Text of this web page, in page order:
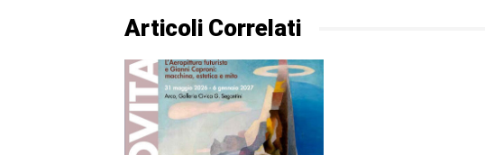
Articoli Correlati